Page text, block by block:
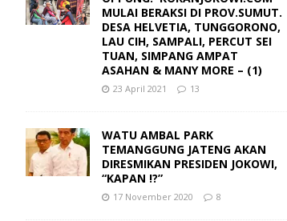
MULAI BERAKSI DI PROV.SUMUT.
DESA HELVETIA, TUNGGORONO,
LAU CIH, SAMPALI, PERCUT SEI
TUAN, SIMPANG AMPAT
ASAHAN & MANY MORE – (1)
23 April 2021 13
WATU AMBAL PARK
TEMANGGUNG JATENG AKAN
DIRESMIKAN PRESIDEN JOKOWI,
“KAPAN !?”
17 November 2020 8